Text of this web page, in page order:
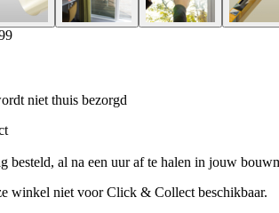
niet thuis bezorgd
besteld, al na een uur af te halen in jouw
winkel niet voor Click & Collect beschikbaar.